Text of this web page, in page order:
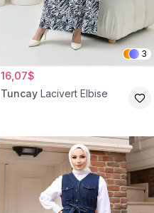
3
16,07$
Tuncay Lacivert Elbise